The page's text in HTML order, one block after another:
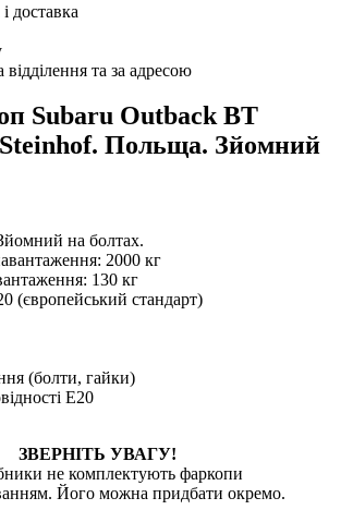
доставка
та за адресою
Subaru Outback BT
Steinhof. Польща. Зйомний
на болтах.
2000 кг
130 кг
(європейський стандарт)
(болти, гайки)
Е20
ЗВЕРНІТЬ УВАГУ!
не комплектують фаркопи
Його можна придбати окремо.